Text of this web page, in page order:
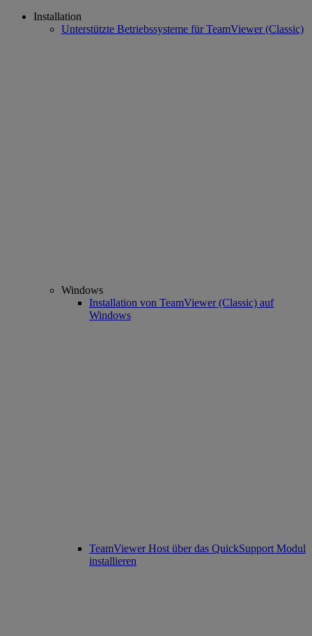
Installation
Unterstützte Betriebssysteme für TeamViewer (Classic)
Windows
Installation von TeamViewer (Classic) auf
Windows
TeamViewer Host über das QuickSupport Modul
installieren